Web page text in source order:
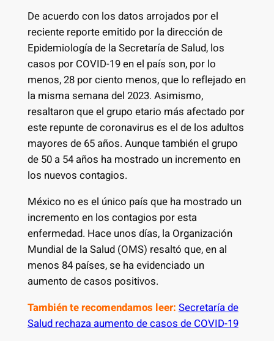
De acuerdo con los datos arrojados por el
reciente reporte emitido por la dirección de
Epidemiología de la Secretaría de Salud, los
casos por COVID-19 en el país son, por lo
menos, 28 por ciento menos, que lo reflejado en
la misma semana del 2023. Asimismo,
resaltaron que el grupo etario más afectado por
este repunte de coronavirus es el de los adultos
mayores de 65 años. Aunque también el grupo
de 50 a 54 años ha mostrado un incremento en
los nuevos contagios.
México no es el único país que ha mostrado un
incremento en los contagios por esta
enfermedad. Hace unos días, la Organización
Mundial de la Salud (OMS) resaltó que, en al
menos 84 países, se ha evidenciado un
aumento de casos positivos.
También te recomendamos leer: Secretaría de
Salud rechaza aumento de casos de COVID-19